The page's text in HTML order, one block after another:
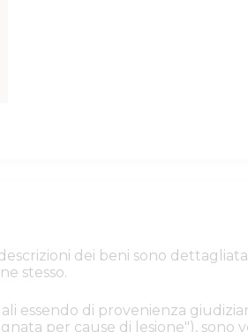
dei beni sono
stesso.
essendo di provenienza
per cause di lesione"),